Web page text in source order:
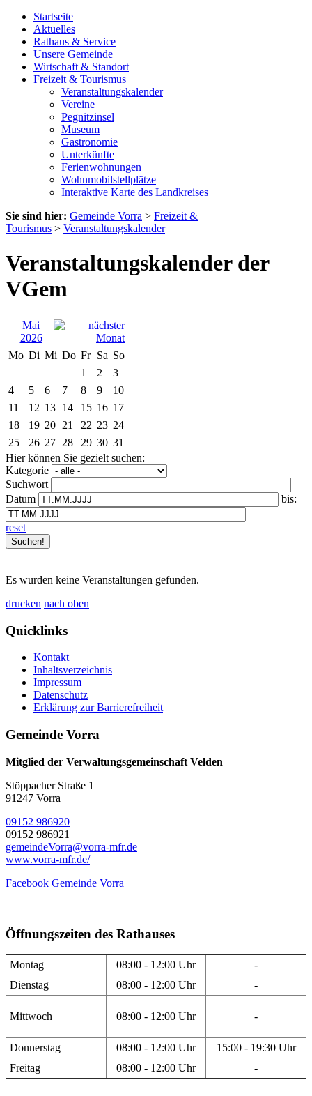
Startseite
Aktuelles
Rathaus & Service
Unsere Gemeinde
Wirtschaft & Standort
Freizeit & Tourismus
Veranstaltungskalender
Vereine
Pegnitzinsel
Museum
Gastronomie
Unterkünfte
Ferienwohnungen
Wohnmobilstellplätze
Interaktive Karte des Landkreises
Sie sind hier: Gemeinde Vorra > Freizeit &
Tourismus > Veranstaltungskalender
Veranstaltungskalender der
VGem
Mai
2026
Mo Di Mi Do Fr Sa So
1
2
3
4
5 6 7 8 9
10
11
12 13 14 15 16 17
18
19 20 21 22 23 24
25
26 27 28 29 30 31
Hier können Sie gezielt suchen:
Kategorie
Suchwort
Datum
bis:
reset
Es wurden keine Veranstaltungen gefunden.
drucken nach oben
Quicklinks
Kontakt
Inhaltsverzeichnis
Impressum
Datenschutz
Erklärung zur Barrierefreiheit
Gemeinde Vorra
Mitglied der Verwaltungsgemeinschaft Velden
Stöppacher Straße 1
91247 Vorra
09152 986920
09152 986921
gemeindeVorra@vorra-mfr.de
www.vorra-mfr.de/
Facebook Gemeinde Vorra
Öffnungszeiten des Rathauses
Montag 08:00 - 12:00 Uhr
-
Dienstag
08:00 - 12:00 Uhr -
Mittwoch 08:00 - 12:00 Uhr -
Donnerstag 08:00 - 12:00 Uhr
15:00 - 19:30 Uhr
Freitag
08:00 - 12:00 Uhr -